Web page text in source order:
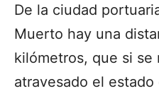
De la ciudad
Muerto hay una
kilómetros, que si se
atravesado el